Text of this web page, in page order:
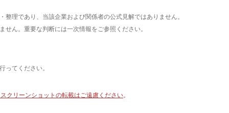
理であり、当該企業および関係者の公式見解ではありません。
ん。重要な判断には一次情報をご参照ください。
ってください。
クリーンショットの転載はご遠慮ください。